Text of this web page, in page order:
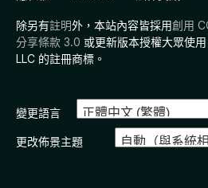
除另有註明外，本站內容皆採用創用
分享條款 3.0 或更新版本授權大眾使
LLC 的註冊商標。
變更語言
更改佈景主題